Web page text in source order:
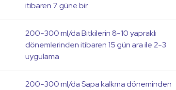
itibaren 7 güne bir
200-300 ml/da Bitkilerin 8-10 yapraklı
dönemlerinden itibaren 15 gün ara ile 2-3
uygulama
200-300 ml/da Sapa kalkma döneminden